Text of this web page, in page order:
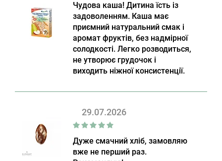
Чудова каша! Дитина їсть із
задоволенням. Каша має
приємний натуральний смак і
аромат фруктів, без надмірної
солодкості. Легко розводиться,
не утворює грудочок і
виходить ніжної консистенції.
29.07.2026
Дуже смачний хліб, замовляю
вже не перший раз.